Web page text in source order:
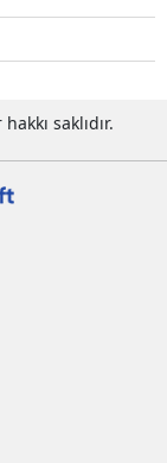
saklıdır.